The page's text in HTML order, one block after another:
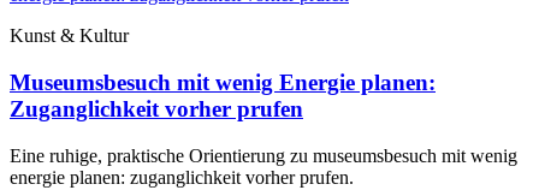
Kunst & Kultur
Museumsbesuch mit wenig Energie planen:
Zuganglichkeit vorher prufen
Eine ruhige, praktische Orientierung zu museumsbesuch mit wenig
energie planen: zuganglichkeit vorher prufen.